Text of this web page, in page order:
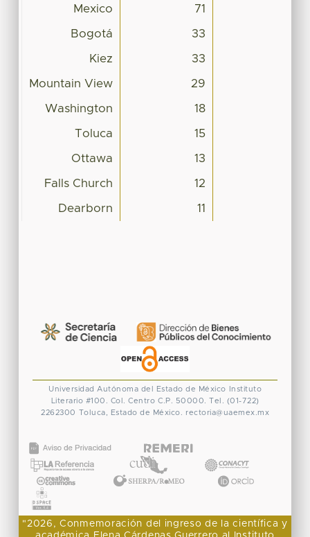
Mexico 71
Bogotá 33
Kiez 33
Mountain View 29
Washington 18
Toluca 15
Ottawa 13
Falls Church 12
Dearborn 11
Universidad Autónoma del Estado de México
Instituto
Literario #100. Col. Centro C.P. 50000. Tel. (01-722)
2262300 Toluca, Estado de México. rectoria@uaemex.mx
"2026, Conmemoración del ingreso de la científica y